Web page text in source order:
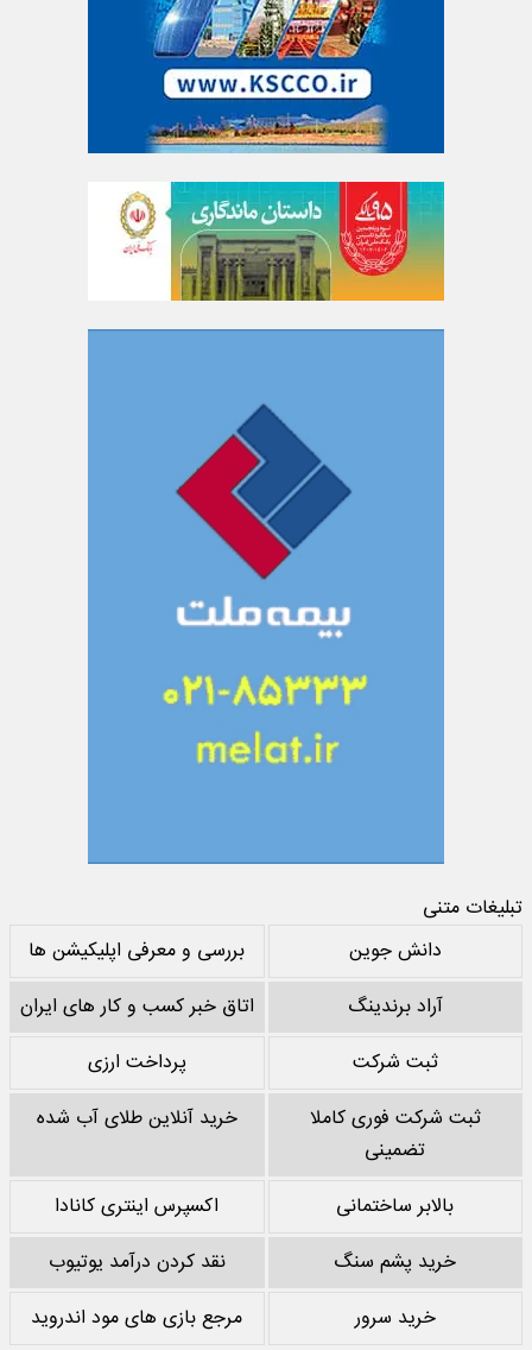
تبلیغات متنی
دانش جوین
بررسی و معرفی اپلیکیشن ها
آراد برندینگ
اتاق خبر کسب و کار های ایران
ثبت شرکت
پرداخت ارزی
ثبت شرکت فوری کاملا
تضمینی
خرید آنلاین طلای آب شده
بالابر ساختمانی
اکسپرس اینتری کانادا
خرید پشم سنگ
نقد کردن درآمد یوتیوب
خرید سرور
مرجع بازی های مود اندروید